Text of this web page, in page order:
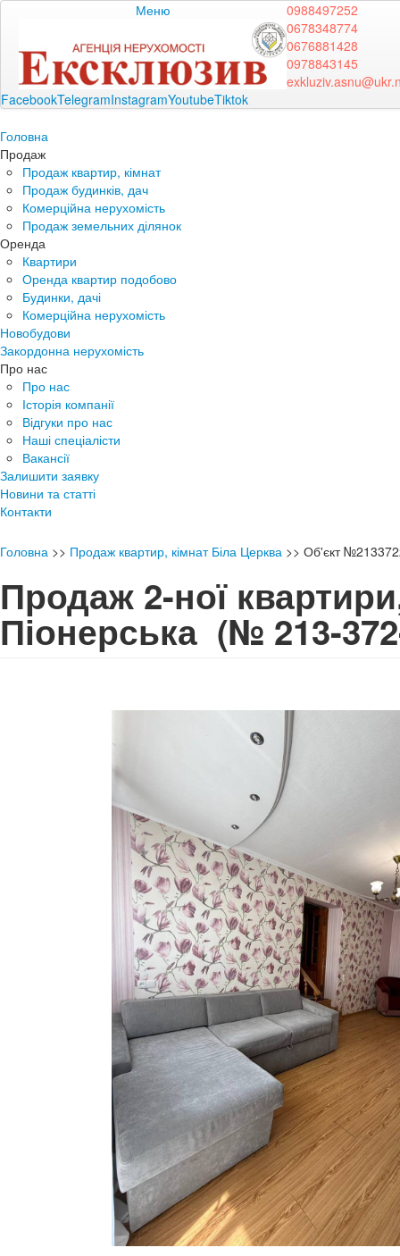
Меню
0988497252
0678348774
0676881428
0978843145
FacebookTelegramInstagramYoutubeTiktok
Головна
Продаж
Продаж квартир, кімнат
Продаж будинків, дач
Комерційна нерухомість
Продаж земельних ділянок
Оренда
Квартири
Оренда квартир подобово
Будинки, дачі
Комерційна нерухомість
Новобудови
Закордонна нерухомість
Про нас
Про нас
Історія компанії
Відгуки про нас
Наші спеціалісти
Вакансії
Залишити заявку
Новини та статті
Контакти
Головна >> Продаж квартир, кімнат Біла Церква >> Об'єкт
Продаж 2-ної
Піонерська (№ 213-